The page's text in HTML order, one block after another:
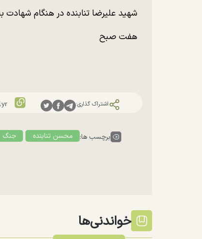
شهید علیرضا تنابنده در هنگام
هفت صبح
اشتراک گذاری:
برچسب ها: محسن تنابنده جنگ
خواندنی‌ها